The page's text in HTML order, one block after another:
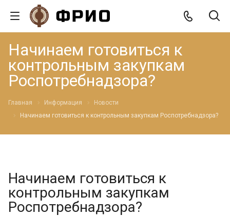
Начинаем готовиться к
контрольным закупкам
Роспотребнадзора?
Главная Информация
Новости
Начинаем готовиться к контрольным закупкам Роспотребнадзора?
Начинаем готовиться к
контрольным закупкам
Роспотребнадзора?